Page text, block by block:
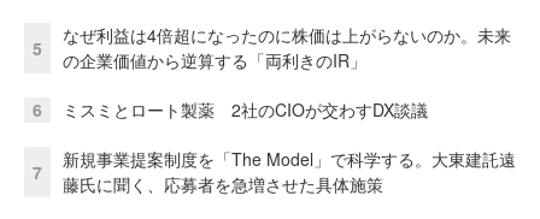
5
なぜ利益は4倍超になったのに株価は上がらないのか。未来
の企業価値から逆算する「両利きのIR」
6 ミスミとロート製薬 2社のCIOが交わすDX談議
7
新規事業提案制度を「The Model」で科学する。大東建託遠
藤氏に聞く、応募者を急増させた具体施策